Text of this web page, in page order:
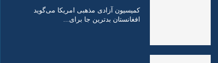
کمیسیون آزادی مذهبی امریکا می‌گوید
افغانستان بدترین جا برای...